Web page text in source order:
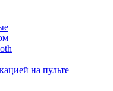
на пульте